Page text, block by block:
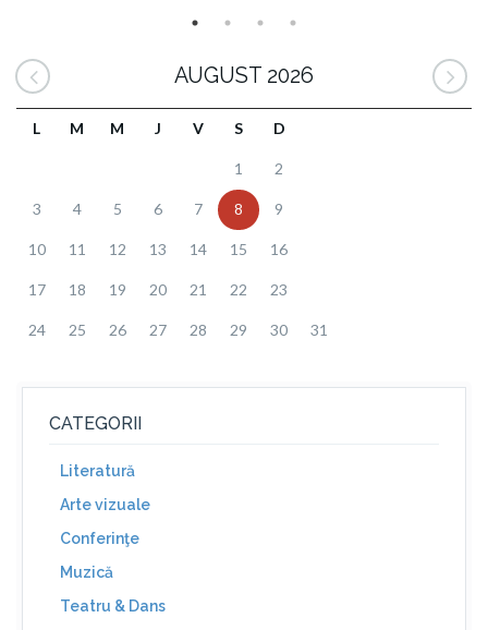
AUGUST 2026
L M M J V S D
1 2
3 4 5 6 7 8 9
10 11 12 13 14 15 16
17 18 19 20 21 22 23
24 25 26 27 28 29 30 31
CATEGORII
Literatură
Arte vizuale
Conferinţe
Muzică
Teatru & Dans